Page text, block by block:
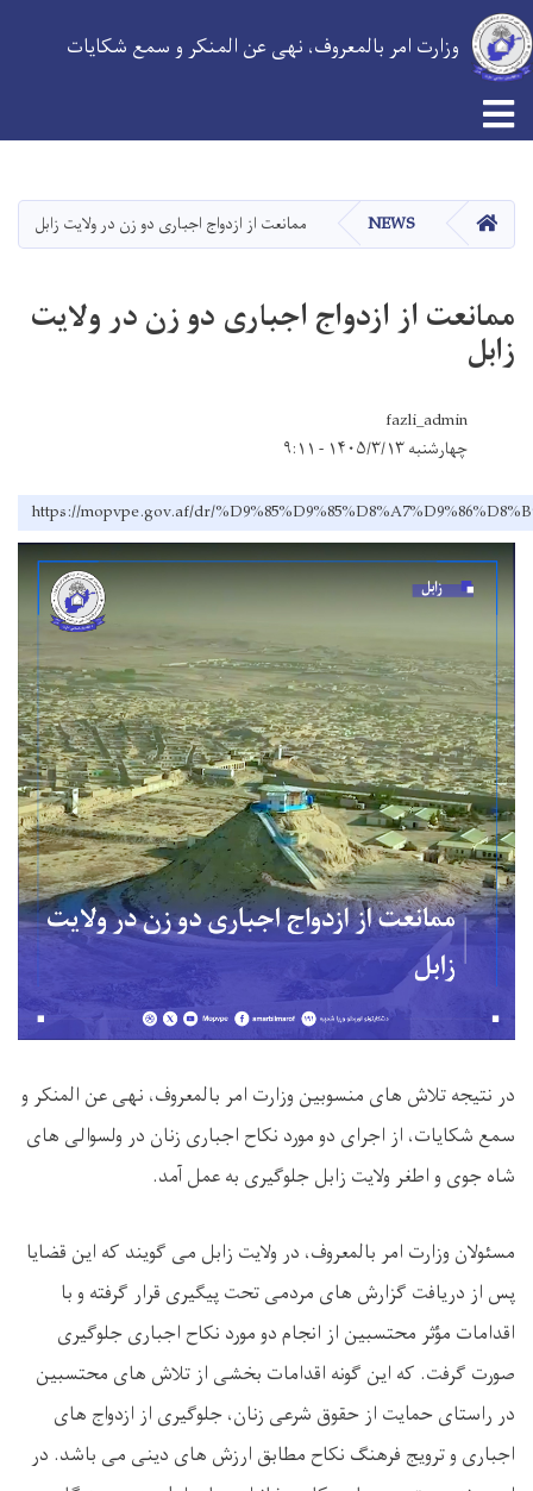
main
content
وزارت امر بالمعروف، نهی عن المنکر و سمع شکایات
HOME
NEWS ممانعت از ازدواج اجباری دو زن در ولایت زابل
ممانعت از ازدواج اجباری دو زن در ولایت
زابل
fazli_admin
چهارشنبه ۱۴۰۵/۳/۱۳ - ۹:۱۱
https://mopvpe.gov.af/dr/
در نتیجه تلاش‌ های منسوبین وزارت امر بالمعروف، نهی عن المنکر و
سمع شکایات، از اجرای دو مورد نکاح اجباری زنان در ولسوالی ‌های
شاه‌ جوی و اطغر ولایت زابل جلوگیری به عمل آمد.
مسئولان وزارت امر بالمعروف، در ولایت زابل می ‌گویند که این قضایا
پس از دریافت گزارش ‌های مردمی تحت پیگیری قرار گرفته و با
اقدامات مؤثر محتسبین از انجام دو مورد نکاح اجباری جلوگیری
صورت گرفت. که این‌ گونه اقدامات بخشی از تلاش ‌های محتسبین
در راستای حمایت از حقوق شرعی زنان، جلوگیری از ازدواج‌ های
اجباری و ترویج فرهنگ نکاح مطابق ارزش‌ های دینی می ‌باشد. در